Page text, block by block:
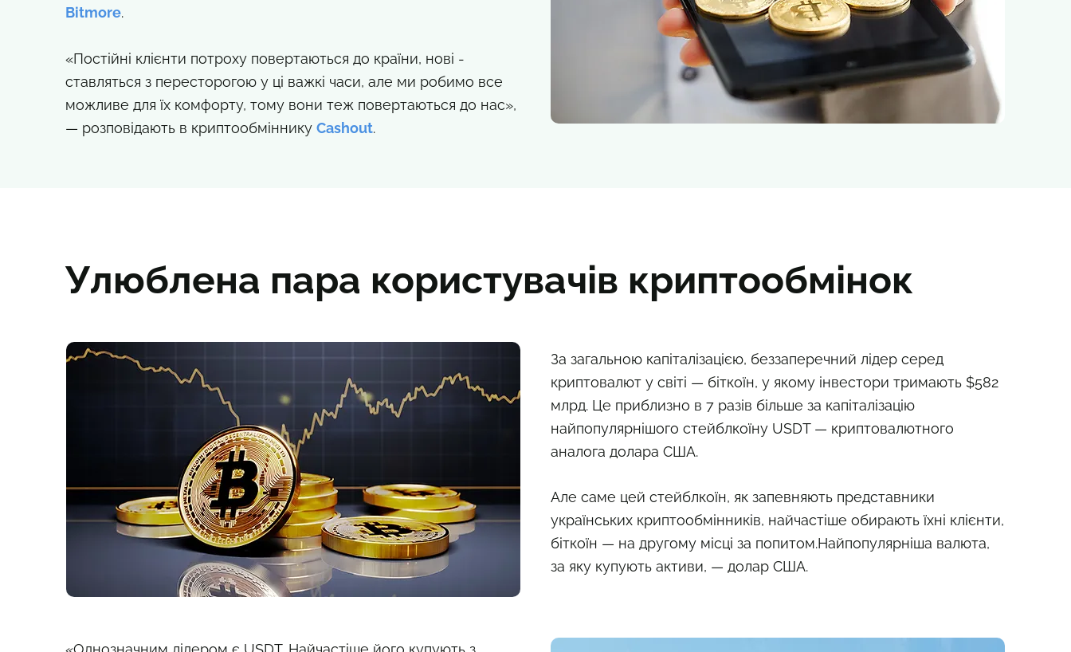
Bitmore.
«Постійні клієнти потроху повертаються до країни, нові -
ставляться з пересторогою у ці важкі часи, але ми робимо все
можливе для їх комфорту, тому вони теж повертаються до нас»,
— розповідають в криптообміннику Сashout.
Улюблена пара користувачів криптообмінок
За загальною капіталізацією, беззаперечний лідер серед
криптовалют у світі — біткоїн, у якому інвестори тримають $582
млрд. Це приблизно в 7 разів більше за капіталізацію
найпопулярнішого стейблкоїну USDT — криптовалютного
аналога долара США.
Але саме цей стейблкоїн, як запевняють представники
українських криптообмінників, найчастіше обирають їхні клієнти,
біткоїн — на другому місці за попитом.Найпопулярніша валюта,
за яку купують активи, — долар США.